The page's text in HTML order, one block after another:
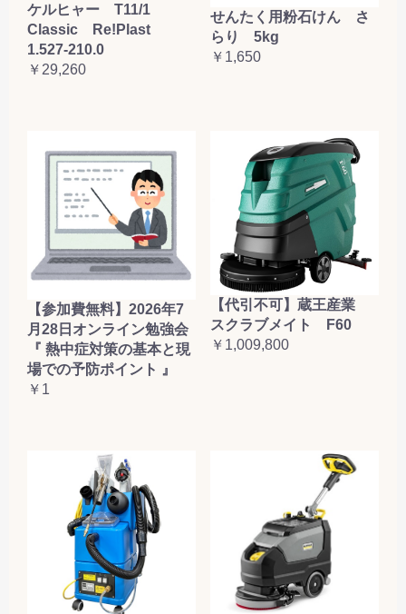
ケルヒャー T11/1
Classic Re!Plast
1.527-210.0
￥29,260
せんたく用粉石けん さ
らり 5kg
￥1,650
【参加費無料】2026年7
月28日オンライン勉強会
『 熱中症対策の基本と現
場での予防ポイント 』
￥1
【代引不可】蔵王産業
スクラブメイト F60
￥1,009,800